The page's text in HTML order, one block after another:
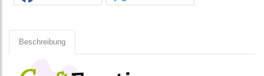
Beschreibung